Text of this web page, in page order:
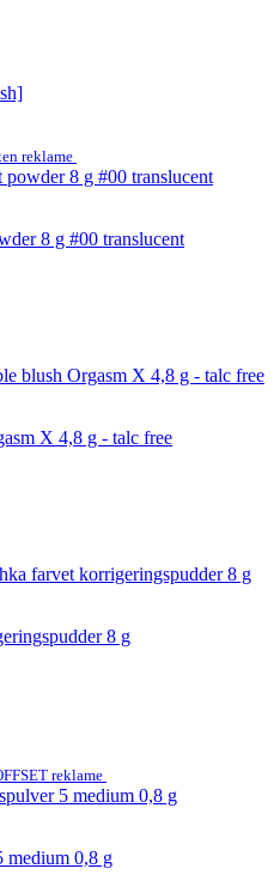
reklame
8 g #00 translucent
X 4,8 g - talc free
8 g
reklame
medium 0,8 g